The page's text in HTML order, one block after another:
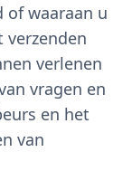
of waaraan u
verlenen
vragen en
en het
van